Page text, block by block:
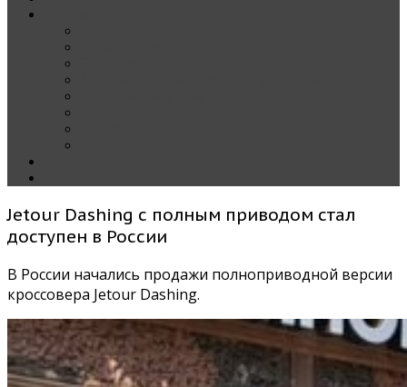
Jetour Dashing с полным приводом стал
доступен в России
В России начались продажи полноприводной версии
кроссовера Jetour Dashing.